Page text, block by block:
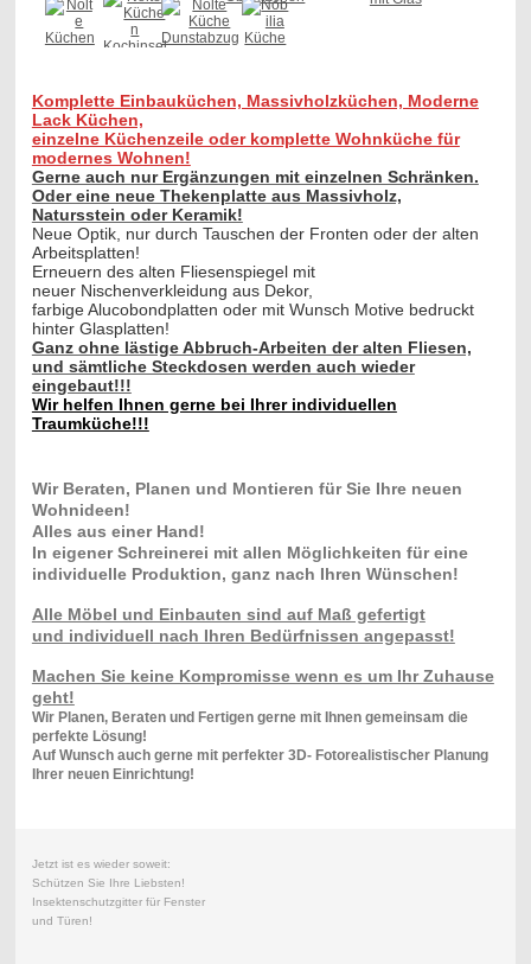
Komplette Einbauküchen, Massivholzküchen, Moderne
Lack Küchen,
einzelne Küchenzeile oder komplette Wohnküche für
modernes Wohnen!
Gerne auch nur Ergänzungen mit einzelnen Schränken.
Oder eine neue Thekenplatte aus Massivholz,
Natursstein oder Keramik!
Neue Optik, nur durch Tauschen der Fronten oder der alten
Arbeitsplatten!
Erneuern des alten Fliesenspiegel mit
neuer Nischenverkleidung aus Dekor,
farbige Alucobondplatten oder mit Wunsch Motive bedruckt
hinter Glasplatten!
Ganz ohne lästige Abbruch-Arbeiten der alten Fliesen,
und sämtliche Steckdosen werden auch wieder
eingebaut!!!
Wir helfen Ihnen gerne bei Ihrer individuellen
Traumküche!!!
Wir Beraten, Planen und Montieren für Sie Ihre neuen
Wohnideen!
Alles aus einer Hand!
In eigener Schreinerei mit allen Möglichkeiten für eine
individuelle Produktion, ganz nach Ihren Wünschen!
Alle Möbel und Einbauten sind auf Maß gefertigt
und individuell nach Ihren Bedürfnissen angepasst!
Machen Sie keine Kompromisse wenn es um Ihr Zuhause
geht!
Wir Planen, Beraten und Fertigen gerne mit Ihnen gemeinsam die
perfekte Lösung!
Auf Wunsch auch gerne mit perfekter 3D- Fotorealistischer Planung
Ihrer neuen Einrichtung!
Jetzt ist es wieder soweit:
Schützen Sie Ihre Liebsten!
Insektenschutzgitter für Fenster
und Türen!